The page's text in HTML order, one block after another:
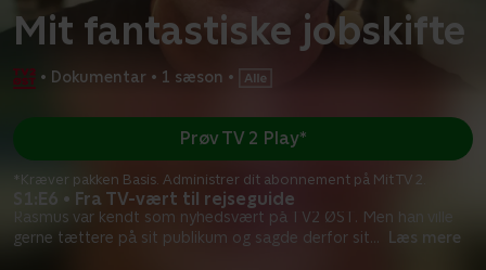
Mit fantastiske jobskifte
• Dokumentar • 1 sæson •
S1:E6 • Fra TV-vært til rejseguide
Rasmus var kendt som nyhedsvært på TV2 ØST. Men han ville
gerne tættere på sit publikum og sagde derfor sit... Læs mere
Prøv TV 2 Play*
*Kræver pakken Basis. Administrer dit abonnement på Mit TV 2.